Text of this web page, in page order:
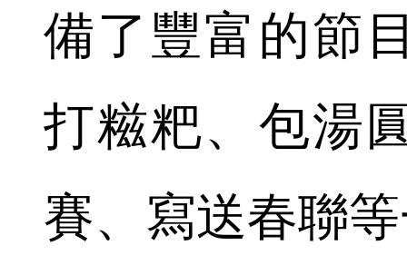
備了豐富的節
打糍粑、包湯
賽、寫送春聯